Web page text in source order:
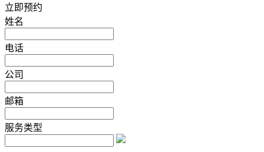
立即预约
姓名
电话
公司
邮箱
服务类型